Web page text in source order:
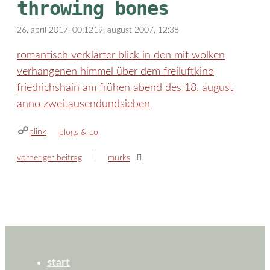
throwing bones
26. april 2017, 00:1219. august 2007, 12:38
romantisch verklärter blick in den mit wolken
verhangenen himmel über dem freiluftkino
friedrichshain am frühen abend des 18. august
anno zweitausendundsieben
plink kategorien
blogs & co
vorheriger beitrag murks
start